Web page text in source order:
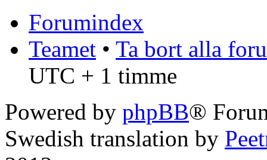
Forumindex
Teamet • Ta bort alla
UTC + 1 timme
Powered by phpBB®
Swedish translation by